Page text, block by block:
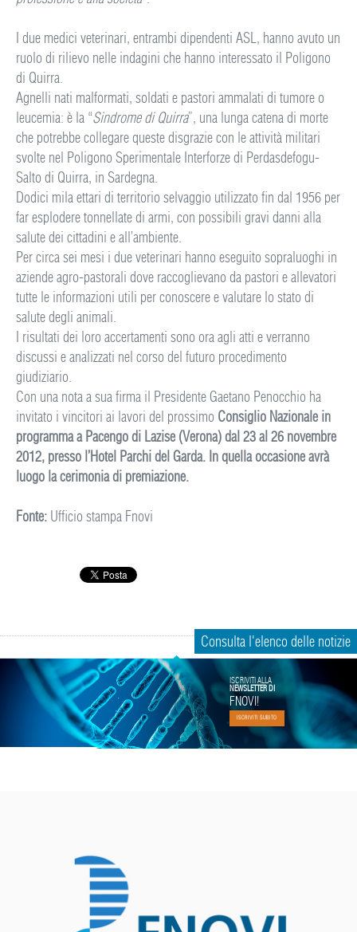
I due medici veterinari, entrambi dipendenti ASL, hanno avuto un
ruolo di rilievo nelle indagini che hanno interessato il Poligono
di Quirra.
Agnelli nati malformati, soldati e pastori ammalati di tumore o
leucemia: è la “Sindrome di Quirra”, una lunga catena di morte
che potrebbe collegare queste disgrazie con le attività militari
svolte nel Poligono Sperimentale Interforze di Perdasdefogu-
Salto di Quirra, in Sardegna.
Dodici mila ettari di territorio selvaggio utilizzato fin dal 1956 per
far esplodere tonnellate di armi, con possibili gravi danni alla
salute dei cittadini e all’ambiente.
Per circa sei mesi i due veterinari hanno eseguito sopraluoghi in
aziende agro-pastorali dove raccoglievano da pastori e allevatori
tutte le informazioni utili per conoscere e valutare lo stato di
salute degli animali.
I risultati dei loro accertamenti sono ora agli atti e verranno
discussi e analizzati nel corso del futuro procedimento
giudiziario.
Con una nota a sua firma il Presidente Gaetano Penocchio ha
invitato i vincitori ai lavori del prossimo Consiglio Nazionale in
programma a Pacengo di Lazise (Verona) dal 23 al 26 novembre
2012, presso l’Hotel Parchi del Garda. In quella occasione avrà
luogo la cerimonia di premiazione.
Fonte: Ufficio stampa Fnovi
Consulta l'elenco delle notizie
FNOVI!
ISCRIVITI SUBITO
ISCRIVITI ALLA
NEWSLETTER DI